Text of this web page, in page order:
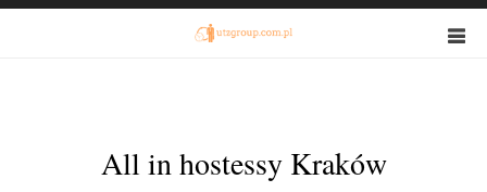
All in hostessy Kraków